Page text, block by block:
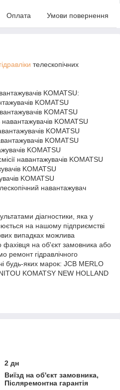
Оплата Умови повернення
телескопічних
KOMATSU:
KOMATSU
KOMATSU
KOMATSU
KOMATSU
KOMATSU
KOMATSU
навантажувачів KOMATSU
KOMATSU
KOMATSU
навантажувач
діагностики, яка у
на нашому підприємстві
випадках можлива
фахівця на об'єкт замовника або
ремонт гідравлічного
будь-яких марок: JCB MERLO
KOMATSY NEW HOLLAND
2 дн
Виїзд на об'єкт замовника,
Післяремонтна гарантія